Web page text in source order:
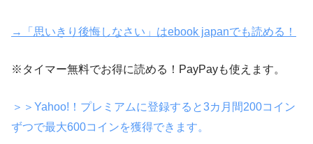
→「思いきり後悔しなさい」はebook japanでも読める！
※タイマー無料でお得に読める！PayPayも使えます。
＞＞Yahoo!！プレミアムに登録すると3カ月間200コイン
ずつで最大600コインを獲得できます。